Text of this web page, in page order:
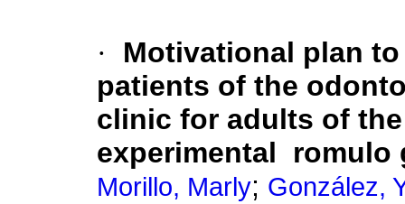
·
Motivational plan
patients of the
clinic for adults of
experimental romulo
Morillo, Marly; González,